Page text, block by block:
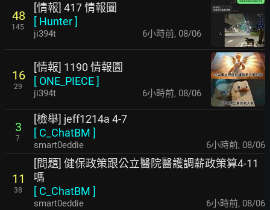
48
145
[情報] 417 情報圖
[ Hunter]
ji394t 6小時前, 08/06
16
29
[情報] 1190 情報圖
[ ONE_PIECE]
ji394t 6小時前, 08/06
3
7
[檢舉] jeff1214a 4-7
[ C_ChatBM ]
smart0eddie 6小時前, 08/06
11
38
[問題] 健保政策跟公立醫院醫護調薪政策算4-11
嗎
[ C_ChatBM ]
smart0eddie 6小時前, 08/06